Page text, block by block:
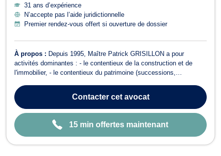
31 ans d’expérience
N’accepte pas l’aide juridictionnelle
Premier rendez-vous offert si ouverture de dossier
À propos : Depuis 1995, Maître Patrick GRISILLON a pour
activités dominantes : - le contentieux de la construction et de
l'immobilier, - le contentieux du patrimoine (successions,
et les procédures de divorce, - le contentieux des automobiles et
des bateaux de plaisance...
Contactercet avocat
15 min offertes maintenant